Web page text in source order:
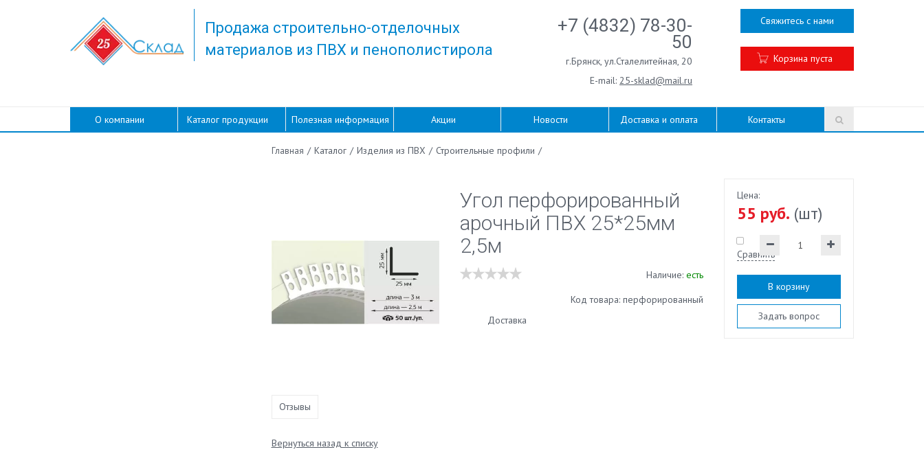
Продажа строительно-отделочных
материалов из ПВХ и пенополистирола
+7 (4832) 78-30-
50
г.Брянск, ул.Сталелитейная, 20
E-mail: 25-sklad@mail.ru
Свяжитесь с нами
Корзина пуста
О компании Каталог продукции Полезная информация Акции Новости Доставка и оплата Контакты
Главная / Каталог / Изделия из ПВХ / Строительные профили /
Угол перфорированный
арочный ПВХ 25*25мм
2,5м
Наличие: есть
Код товара: перфорированный
Доставка
Цена:
55 руб. (шт)
Сравнить
В корзину
Задать вопрос
Отзывы
Вернуться назад к списку